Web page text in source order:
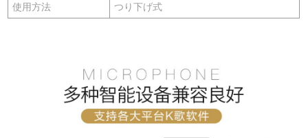
使用方法 つり下げ式